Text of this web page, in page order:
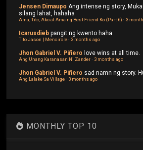
Jensen Dimaupo Ang intense ng story,
silang lahat, hahaha
Ama, Tito, Ako at Ama ng Best Friend Ko (Part 6) ·3
Icarusdieb pangit ng kwento haha
Tito Jason | Mencircle·3 months ago
Jhon Gabriel V. Piñero love wins at all time.
Ang Unang Karanasan Ni Zander·3 months ago
Jhon Gabriel V. Piñero sad namn ng story.
Ang Lalake Sa Village·3 months ago
MONTHLY TOP 10